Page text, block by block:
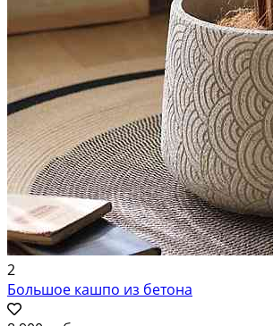
2
Большое кашпо из бетона